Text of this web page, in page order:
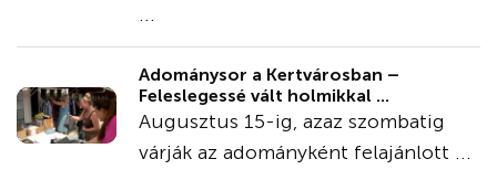
...
Adománysor a Kertvárosban –
Feleslegessé vált holmikkal ...
Augusztus 15-ig, azaz szombatig
várják az adományként felajánlott ...